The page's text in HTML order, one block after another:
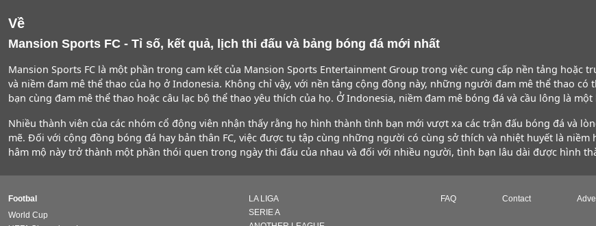
Về
Mansion Sports FC - Tỉ số, kết quả, lịch thi đấu và bảng bóng đá mới nhất
Mansion Sports FC là một phần trong cam kết của Mansion Sports Entertainment Group trong việc cung cấp nền tảng
và niềm đam mê thể thao của họ ở Indonesia. Không chỉ vậy, với nền tảng cộng đồng này, những người đam mê thể thao
bạn cùng đam mê thể thao hoặc câu lạc bộ thể thao yêu thích của họ. Ở Indonesia, niềm đam mê bóng đá và cầu lông là
Nhiều thành viên của các nhóm cổ động viên nhận thấy rằng họ hình thành tình bạn mới vượt xa các trận đấu bóng đá và
mẽ. Đối với cộng đồng bóng đá hay bản thân FC, việc được tụ tập cùng những người có cùng sở thích và nhiệt huyết là
hâm mộ này trở thành một phần thói quen trong ngày thi đấu của nhau và đối với nhiều người, tình bạn lâu dài được hình
Footbal
World Cup
LA LIGA
SERIE A
FAQ Contact